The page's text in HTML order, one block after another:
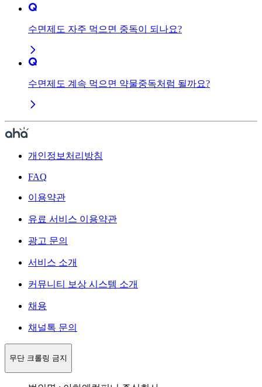
수면제도 자주 먹으면 중독이 되나요?
수면제도 계속 먹으면 약물중독처럼 될까요?
개인정보처리방침
FAQ
이용약관
유료 서비스 이용약관
광고 문의
서비스 소개
커뮤니티 보상 시스템 소개
채용
채널톡 문의
무단 크롤링 금지